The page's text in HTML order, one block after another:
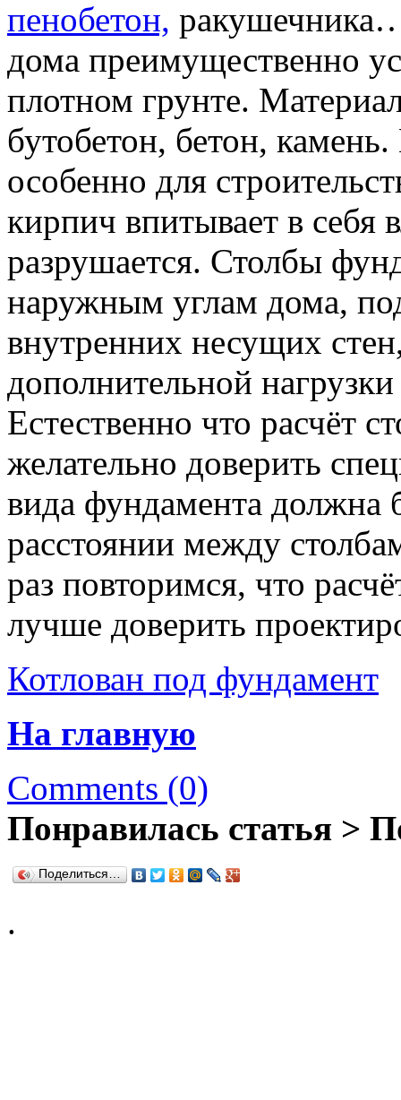
пенобетон,
дома преимущественно
плотном грунте.
бутобетон, бетон,
особенно для
кирпич впитывает в себя
разрушается. Столбы
наружным углам дома,
внутренних несущих
дополнительной
Естественно что расчёт
желательно доверить
вида фундамента должна
расстоянии между
раз повторимся, что
лучше доверить
Котлован под фундамент
На главную
Comments (0)
Понравилась статья >
Поделиться…
.